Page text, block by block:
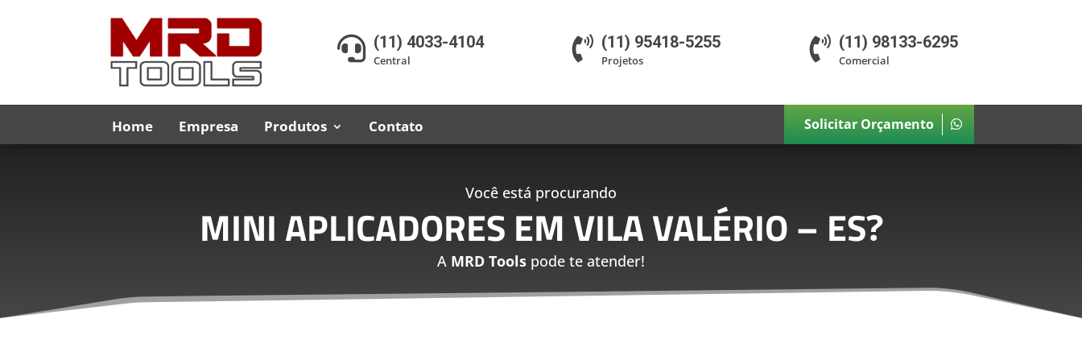
 (11) 4033-4104
Central  (11) 95418-5255
Projetos  (11) 98133-6295
Comercial
Home Empresa Produtos Contato Solicitar Orçamento
Você está procurando
MINI APLICADORES EM VILA VALÉRIO – ES?
A MRD Tools pode te atender!